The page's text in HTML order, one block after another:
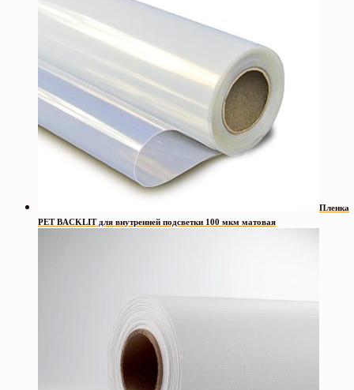
Пленка
PET BACKLIT для внутренней подсветки 100 мкм матовая